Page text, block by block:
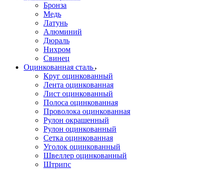
Бронза
Медь
Латунь
Алюминий
Дюраль
Нихром
Свинец
Оцинкованная сталь
Круг оцинкованный
Лента оцинкованная
Лист оцинкованный
Полоса оцинкованная
Проволока оцинкованная
Рулон окрашенный
Рулон оцинкованный
Сетка оцинкованная
Уголок оцинкованный
Швеллер оцинкованный
Штрипс